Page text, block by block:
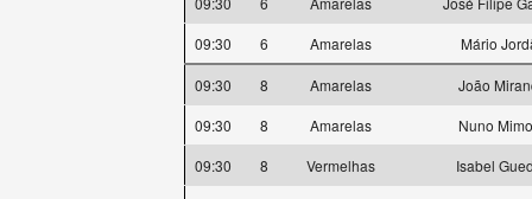
09:30
6 Amarelas Mário
09:30 8 Amarelas
João
09:30
8 Amarelas
Nuno
09:30
8 Vermelhas
Isabel